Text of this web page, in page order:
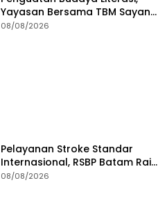
Yayasan Bersama TBM Sayang
Anak Kunjungi BP Batam
08/08/2026
Pelayanan Stroke Standar
Internasional, RSBP Batam Raih
Diamond Status dari WSO
08/08/2026